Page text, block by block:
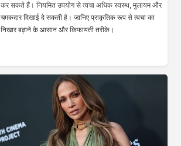
कर सकते हैं। नियमित उपयोग से त्वचा अधिक स्वस्थ, मुलायम और
चमकदार दिखाई दे सकती है। जानिए प्राकृतिक रूप से त्वचा का
निखार बढ़ाने के आसान और किफायती तरीके।